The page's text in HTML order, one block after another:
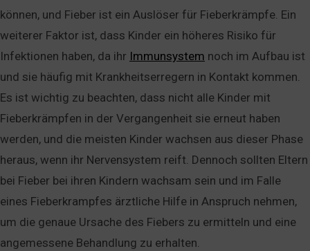
können, und Fieber ist ein Auslöser für Fieberkrämpfe. Ein
weiterer Faktor ist, dass Kinder ein höheres Risiko für
Infektionen haben, da ihr Immunsystem noch im Aufbau ist
und sie häufig mit Krankheitserregern in Kontakt kommen.
Es ist wichtig zu beachten, dass nicht alle Kinder mit
Fieberkrämpfen in der Vergangenheit sie erneut haben
werden, und die meisten Kinder wachsen aus dieser Phase
heraus, wenn ihr Nervensystem reift. Dennoch sollten Eltern
bei Fieber bei ihren Kindern wachsam sein und im Falle
eines Fieberkrampfes ärztliche Hilfe in Anspruch nehmen,
um die genaue Ursache des Fiebers zu ermitteln und eine
angemessene Behandlung zu erhalten.